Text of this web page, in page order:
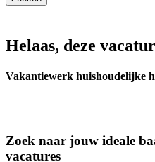
Helaas, deze
Vakantiewerk huishoudelijke
Zoek naar jouw ideale
vacatures